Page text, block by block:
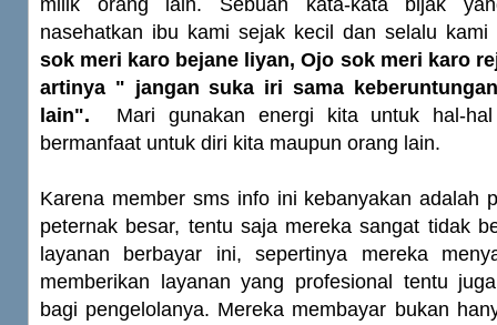
milik orang lain. Sebuah kata-kata bijak
nasehatkan ibu kami sejak kecil dan selalu kami
sok meri karo bejane liyan, Ojo sok meri karo
artinya " jangan suka iri sama
lain".
Mari gunakan energi kita untuk hal-
bermanfaat untuk diri kita maupun orang lain.
Karena member sms info ini kebanyakan adalah
peternak besar, tentu saja mereka sangat tidak
layanan berbayar ini, sepertinya mereka
memberikan layanan yang profesional tentu
bagi pengelolanya. Mereka membayar bukan